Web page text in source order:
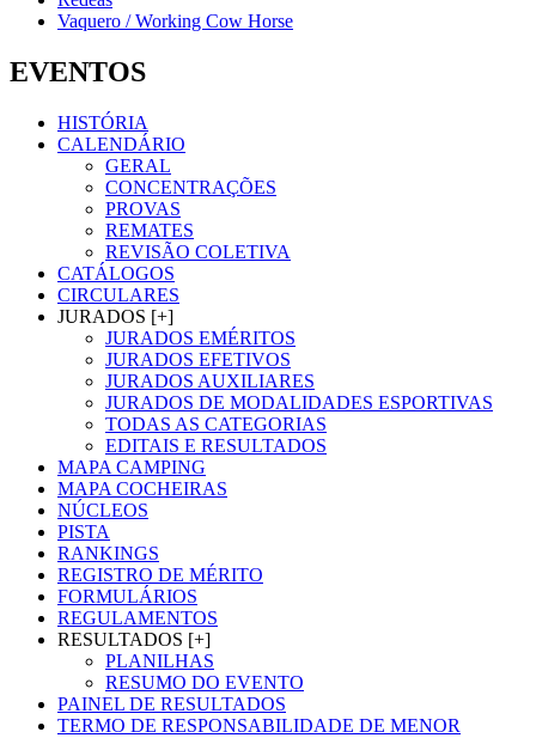
Vaquero / Working Cow Horse
EVENTOS
HISTÓRIA
CALENDÁRIO
GERAL
CONCENTRAÇÕES
PROVAS
REMATES
REVISÃO COLETIVA
CATÁLOGOS
CIRCULARES
JURADOS [+]
JURADOS EMÉRITOS
JURADOS EFETIVOS
JURADOS AUXILIARES
JURADOS DE MODALIDADES ESPORTIVAS
TODAS AS CATEGORIAS
EDITAIS E RESULTADOS
MAPA CAMPING
MAPA COCHEIRAS
NÚCLEOS
PISTA
RANKINGS
REGISTRO DE MÉRITO
FORMULÁRIOS
REGULAMENTOS
RESULTADOS [+]
PLANILHAS
RESUMO DO EVENTO
PAINEL DE RESULTADOS
TERMO DE RESPONSABILIDADE DE MENOR